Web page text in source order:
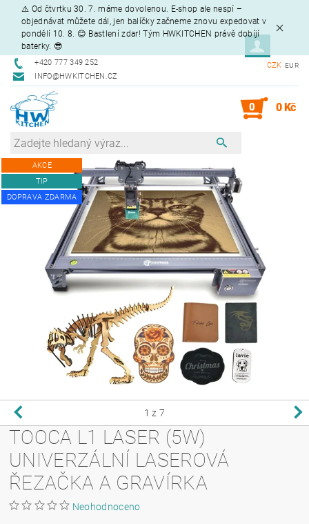
⚠️ Od čtvrtku 30. 7. máme dovolenou. E-shop ale nespí –
objednávat můžete dál, jen balíčky začneme znovu expedovat v
pondělí 10. 8. 😊 Bastlení zdar! Tým HWKITCHEN právě dobíjí
baterky. 😎
+420 777 349 252
INFO@HWKITCHEN.CZ
CZK EUR
0 0 Kč
AKCE
TIP
DOPRAVA ZDARMA
1 z 7
TOOCA L1 LASER (5W)
UNIVERZÁLNÍ LASEROVÁ
ŘEZAČKA A GRAVÍRKA
Neohodnoceno